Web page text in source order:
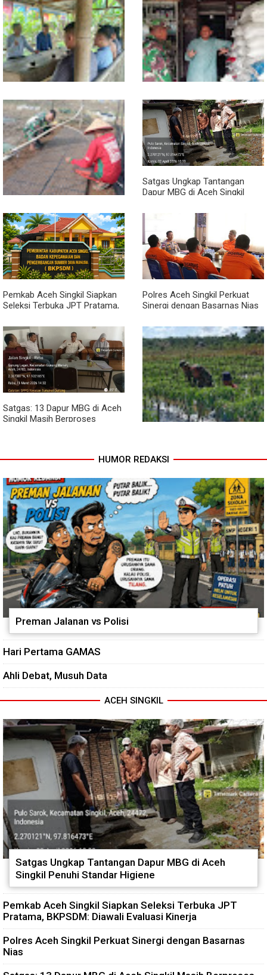
Sambil Ngopi, Plh. Pasiter
Kodim 0118/Subulussalam
Beri Motivasi Pemuda Calon
Peserta Seleksi Komcad
Lewat Komsos, Babinsa
Rundeng Pantau Stok dan
Harga Pupuk
Dari Bibit Jadi Harapan,
Babinsa Dampingi Warga
Kembangkan Semangka
Satgas Ungkap Tantangan
Dapur MBG di Aceh Singkil
Pemkab Aceh Singkil Siapkan
Seleksi Terbuka JPT Pratama,
Kinerja
Polres Aceh Singkil Perkuat
Sinergi dengan Basarnas Nias
Satgas: 13 Dapur MBG di Aceh
Singkil Masih Berproses
Pendampingan Babinsa
Tanaman Cabai
HUMOR REDAKSI
Preman Jalanan vs Polisi
Hari Pertama GAMAS
Ahli Debat, Musuh Data
ACEH SINGKIL
Satgas Ungkap Tantangan Dapur MBG di Aceh
Singkil Penuhi Standar Higiene
Pemkab Aceh Singkil Siapkan Seleksi Terbuka JPT
Pratama, BKPSDM: Diawali Evaluasi Kinerja
Polres Aceh Singkil Perkuat Sinergi dengan Basarnas
Nias